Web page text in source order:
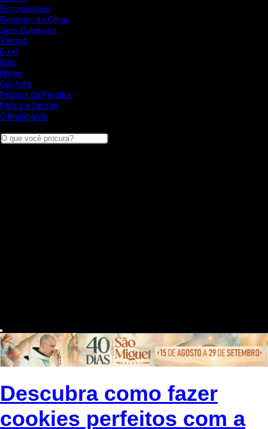
Religiosidade
Repórter do Olhar
Sem Categoria
Tempo
Eu ví
Blog
Home
Contato
Política da Paraíba
Patos e Sertão
O Implicante
Descubra como fazer
cookies perfeitos com a